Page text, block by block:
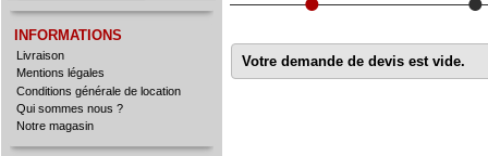
INFORMATIONS
Livraison
Mentions légales
Conditions générale de location
Qui sommes nous ?
Notre magasin
Votre demande de devis est vide.